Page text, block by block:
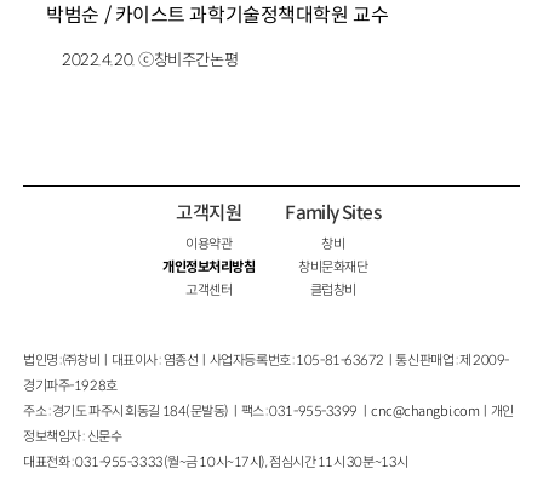
박범순 / 카이스트 과학기술정책대학원 교수
2022.4.20. ⓒ창비주간논평
고객지원
이용약관
개인정보처리방침
고객센터
Family Sites
창비
창비문화재단
클럽창비
법인명 : ㈜창비ㅣ대표이사 : 염종선ㅣ사업자등록번호 : 105-81-63672ㅣ통신판매업 : 제 2009-
경기파주-1928호
주소 : 경기도 파주시 회동길 184(문발동)ㅣ팩스 : 031-955-3399 ㅣcnc@changbi.com ㅣ개인
정보책임자 : 신문수
대표전화 : 031-955-3333(월~금 10시~17시), 점심시간 11시 30분~13시